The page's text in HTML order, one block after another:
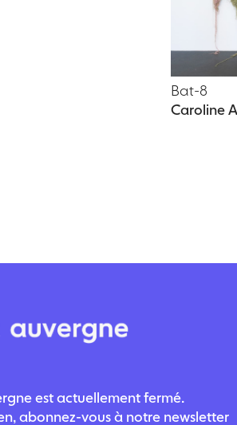
Bat-8
Caroline
est actuellement fermé.
abonnez-vous à notre newsletter